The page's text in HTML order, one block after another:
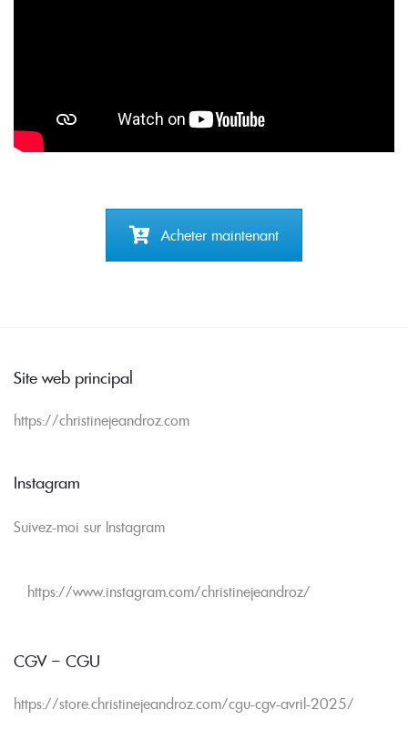
Acheter maintenant
Site web principal
https://christinejeandroz.com
Instagram
Suivez-moi sur Instagram
https://www.instagram.com/christinejeandroz/
CGV – CGU
https://store.christinejeandroz.com/cgu-cgv-avril-2025/